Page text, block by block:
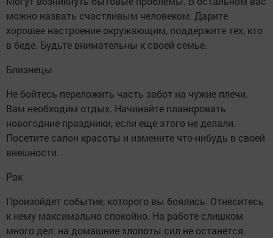
можно назвать счастливым человеком. Дарите
хорошее настроение окружающим, поддержите тех, кто
в беде. Будьте внимательны к своей семье.
Близнецы
Не бойтесь переложить часть забот на чужие плечи.
Вам необходим отдых. Начинайте планировать
новогодние праздники, если еще этого не делали.
Посетите салон красоты и измените что-нибудь в своей
внешности.
Рак
Произойдет событие, которого вы боялись. Отнеситесь
к нему максимально спокойно. На работе слишком
много дел: на домашние хлопоты сил не останется.